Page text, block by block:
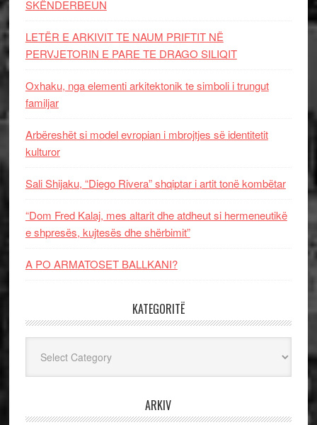
SKËNDERBEUN
LETËR E ARKIVIT TE NAUM PRIFTIT NË
PERVJETORIN E PARE TE DRAGO SILIQIT
Oxhaku, nga elementi arkitektonik te simboli i trungut
familjar
Arbëreshët si model evropian i mbrojtjes së identitetit
kulturor
Sali Shijaku, “Diego Rivera” shqiptar i artit tonë kombëtar
“Dom Fred Kalaj, mes altarit dhe atdheut si hermeneutikë
e shpresës, kujtesës dhe shërbimit”
A PO ARMATOSET BALLKANI?
KATEGORITË
ARKIV